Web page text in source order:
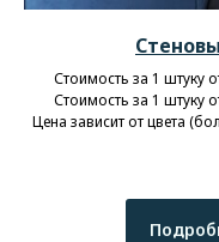
Стоимость за 1 штуку
Стоимость за 1 штуку
Цена зависит от цвета